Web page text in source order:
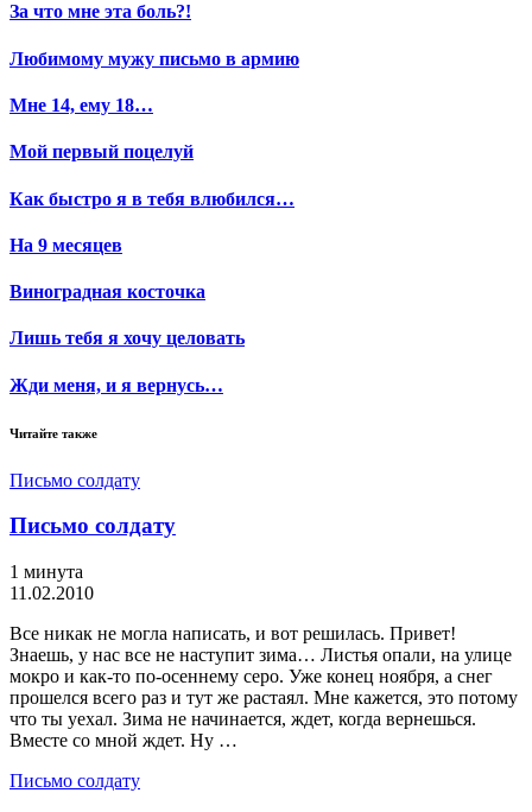
За что мне эта боль?!
Любимому мужу письмо в армию
Мне 14, ему 18…
Мой первый поцелуй
Как быстро я в тебя влюбился…
На 9 месяцев
Виноградная косточка
Лишь тебя я хочу целовать
Жди меня, и я вернусь…
Читайте также
Письмо солдату
Письмо солдату
1 минута
11.02.2010
Все никак не могла написать, и вот решилась. Привет!
Знаешь, у нас все не наступит зима… Листья опали, на улице
мокро и как-то по-осеннему серо. Уже конец ноября, а снег
прошелся всего раз и тут же растаял. Мне кажется, это потому
что ты уехал. Зима не начинается, ждет, когда вернешься.
Вместе со мной ждет. Ну …
Письмо солдату